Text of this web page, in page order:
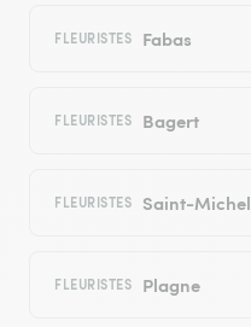
FLEURISTES Fabas
FLEURISTES Bagert
FLEURISTES Saint-Michel
FLEURISTES Plagne